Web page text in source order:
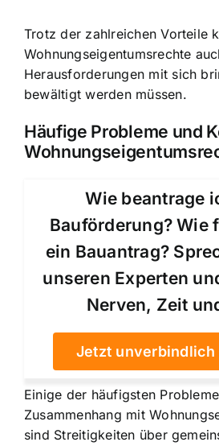
Trotz der zahlreichen Vorteile
Wohnungseigentumsrechte
Herausforderungen mit sich
bewältigt werden müssen.
Häufige Probleme und
Wie beantrage
Bauförderung? Wie
ein Bauantrag?
unseren Experten
Nerven, Zeit
Jetzt unverbindlich
Einige der häufigsten
Zusammenhang mit
sind Streitigkeiten über